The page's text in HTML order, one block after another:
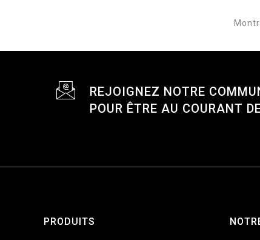
REJOIGNEZ NOTRE
POUR ÊTRE AU COURANT
PRODUITS